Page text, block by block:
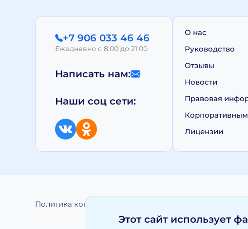
+7 906 033 46 46
Ежедневно с 8:00 до 21:00
Написать нам:
Наши соц сети:
О нас
Руководство
Отзывы
Новости
Правовая
Лицензии
Политика конфиденциальности
Этот сайт использует